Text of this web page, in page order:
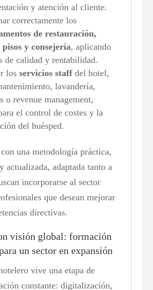
y atención al cliente.
correctamente los
de restauración,
pisos y consejería, aplicando
de calidad y rentabilidad.
losservicios staffdel hotel,
lavandería,
o revenue management,
el control de costes y la
del huésped.
una metodología práctica,
actualizada, adaptada tanto a
incorporarse al sector
que desean mejorar
directivas.
visión global: formación
un sector en expansión
vive una etapa de
constante: digitalización,